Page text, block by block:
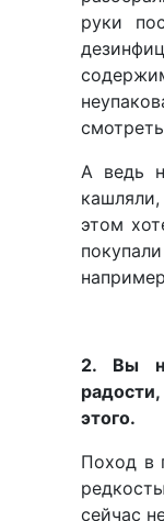
руки
А ведь
этом
2. Вы
этого.
Поход в
сейчас